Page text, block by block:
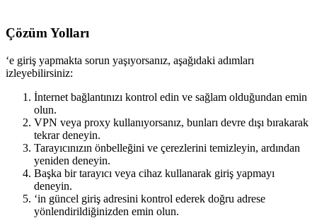
Çözüm Yolları
‘e giriş yapmakta sorun yaşıyorsanız, aşağıdaki adımları
izleyebilirsiniz:
İnternet bağlantınızı kontrol edin ve sağlam olduğundan emin
olun.
VPN veya proxy kullanıyorsanız, bunları devre dışı bırakarak
tekrar deneyin.
Tarayıcınızın önbelleğini ve çerezlerini temizleyin, ardından
yeniden deneyin.
Başka bir tarayıcı veya cihaz kullanarak giriş yapmayı
deneyin.
‘in güncel giriş adresini kontrol ederek doğru adrese
yönlendirildiğinizden emin olun.